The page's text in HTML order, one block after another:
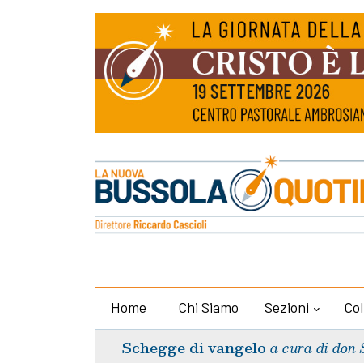
Home Chi Siamo Sezioni
Schegge di vangelo a cura di don